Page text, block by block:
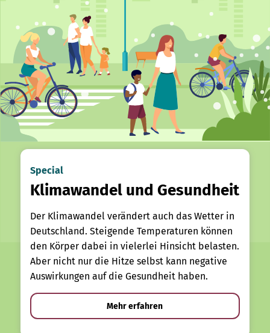
Special
Klimawandel und Gesundheit
Der Klimawandel verändert auch das Wetter in
Deutschland. Steigende Temperaturen können
den Körper dabei in vielerlei Hinsicht belasten.
Aber nicht nur die Hitze selbst kann negative
Auswirkungen auf die Gesundheit haben.
Mehr erfahren